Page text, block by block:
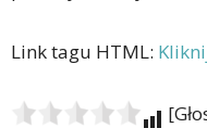
Link tagu HTML: